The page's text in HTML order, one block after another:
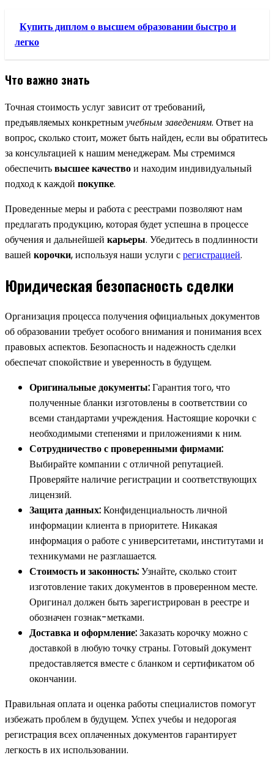
Купить диплом о высшем образовании быстро и
легко
Что важно знать
Точная стоимость услуг зависит от требований,
предъявляемых конкретнымучебным заведениям. Ответ на
вопрос, сколько стоит, может быть найден, если вы обратитесь
за консультацией к нашим менеджерам. Мы стремимся
обеспечитьвысшее качествои находим индивидуальный
подход к каждой покупке.
Проведенные меры и работа с реестрами позволяют нам
предлагать продукцию, которая будет успешна в процессе
обучения и дальнейшей карьеры. Убедитесь в подлинности
вашей корочки, используя наши услуги срегистрацией.
Юридическая безопасность сделки
Организация процесса получения официальных документов
об образовании требует особого внимания и понимания всех
правовых аспектов. Безопасность и надежность сделки
обеспечат спокойствие и уверенность в будущем.
Оригинальные документы:Гарантия того, что
полученные бланки изготовлены в соответствии со
всеми стандартами учреждения. Настоящие корочки с
необходимыми степенями и приложениями к ним.
Сотрудничество с проверенными фирмами:
Выбирайте компании с отличной репутацией.
Проверяйте наличие регистрации и соответствующих
лицензий.
Защита данных:Конфиденциальность личной
информации клиента в приоритете. Никакая
информация о работе с университетами, институтами и
техникумами не разглашается.
Стоимость и законность:Узнайте, сколько стоит
изготовление таких документов в проверенном месте.
Оригинал должен быть зарегистрирован в реестре и
обозначен гознак-метками.
Доставка и оформление:Заказать корочку можно с
доставкой в любую точку страны. Готовый документ
предоставляется вместе с бланком и сертификатом об
окончании.
Правильная оплата и оценка работы специалистов помогут
избежать проблем в будущем. Успех учебы и недорогая
регистрация всех оплаченных документов гарантирует
легкость в их использовании.